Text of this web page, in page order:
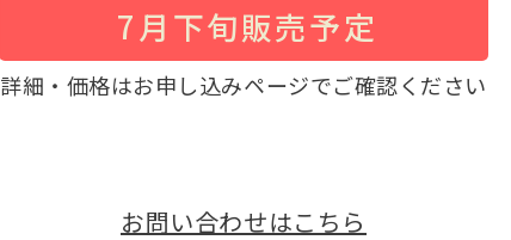
7月下旬販売予定
詳細・価格はお申し込みページでご確認ください
お問い合わせはこちら